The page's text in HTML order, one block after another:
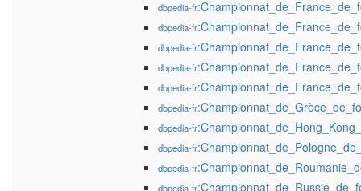
dbpedia-fr
dbpedia-fr
dbpedia-fr
dbpedia-fr
dbpedia-fr
dbpedia-fr
dbpedia-fr
dbpedia-fr
dbpedia-fr
dbpedia-fr